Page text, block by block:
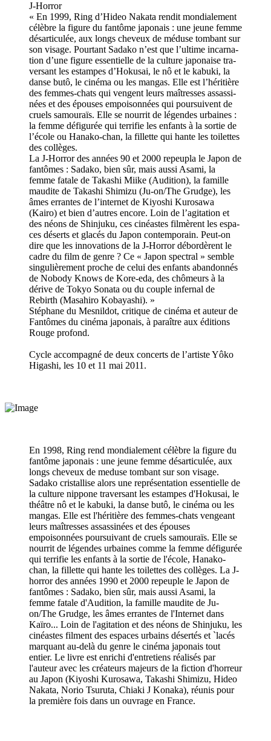
J-Horror
« En 1999, Ring d’Hideo Nakata ren­dit mon­dia­le­ment
célè­bre la figure du fan­tôme japo­nais : une jeune femme
désar­ti­cu­lée, aux longs che­veux de méduse tom­bant sur
son visage. Pourtant Sadako n’est que l’ultime incar­na­
tion d’une figure essen­tielle de la culture japo­naise tra­
ver­sant les estam­pes d’Hokusai, le nô et le kabuki, la
danse butô, le cinéma ou les man­gas. Elle est l’héri­tière
des fem­mes-chats qui ven­gent leurs maî­tres­ses assas­si­
nées et des épouses empoi­son­nées qui pour­sui­vent de
cruels samou­raïs. Elle se nour­rit de légen­des urbai­nes :
la femme défi­gu­rée qui ter­ri­fie les enfants à la sor­tie de
l’école ou Hanako-chan, la fillette qui hante les toi­let­tes
des col­lè­ges.
La J-Horror des années 90 et 2000 repeu­pla le Japon de
fan­tô­mes : Sadako, bien sûr, mais aussi Asami, la
femme fatale de Takashi Miike (Audition), la famille
mau­dite de Takashi Shimizu (Ju-on/The Grudge), les
âmes erran­tes de l’inter­net de Kiyoshi Kurosawa
(Kairo) et bien d’autres encore. Loin de l’agi­ta­tion et
des néons de Shinjuku, ces cinéas­tes fil­mè­rent les espa­
ces déserts et gla­cés du Japon contem­po­rain. Peut-on
dire que les inno­va­tions de la J-Horror débor­dè­rent le
cadre du film de genre ? Ce « Japon spec­tral » sem­ble
sin­gu­liè­re­ment pro­che de celui des enfants aban­don­nés
de Nobody Knows de Kore-eda, des chô­meurs à la
dérive de Tokyo Sonata ou du cou­ple infer­nal de
Rebirth (Masahiro Kobayashi). »
Stéphane du Mesnildot, cri­ti­que de cinéma et auteur de
Fantômes du cinéma japo­nais, à paraî­tre aux éditions
Rouge pro­fond.
Cycle accom­pa­gné de deux concerts de l’artiste Yôko
Higashi, les 10 et 11 mai 2011.
En 1998, Ring rend mondialement célèbre la figure du
fantôme japonais : une jeune femme désarticulée, aux
longs cheveux de meduse tombant sur son visage.
Sadako cristallise alors une représentation essentielle de
la culture nippone traversant les estampes d'Hokusai, le
théâtre nô et le kabuki, la danse butô, le cinéma ou les
mangas. Elle est l'héritière des femmes-chats vengeant
leurs maîtresses assassinées et des épouses
empoisonnées poursuivant de cruels samouraïs. Elle se
nourrit de légendes urbaines comme la femme défigurée
qui terrifie les enfants à la sortie de l'école, Hanako-
chan, la fillette qui hante les toilettes des collèges. La J-
horror des années 1990 et 2000 repeuple le Japon de
fantômes : Sadako, bien sûr, mais aussi Asami, la
femme fatale d'Audition, la famille maudite de Ju-
on/The Grudge, les âmes errantes de l'Internet dans
Kaïro... Loin de l'agitation et des néons de Shinjuku, les
cinéastes filment des espaces urbains désertés et `lacés
marquant au-delà du genre le cinéma japonais tout
entier. Le livre est enrichi d'entretiens réalisés par
l'auteur avec les créateurs majeurs de la fiction d'horreur
au Japon (Kiyoshi Kurosawa, Takashi Shimizu, Hideo
Nakata, Norio Tsuruta, Chiaki J Konaka), réunis pour
la première fois dans un ouvrage en France.